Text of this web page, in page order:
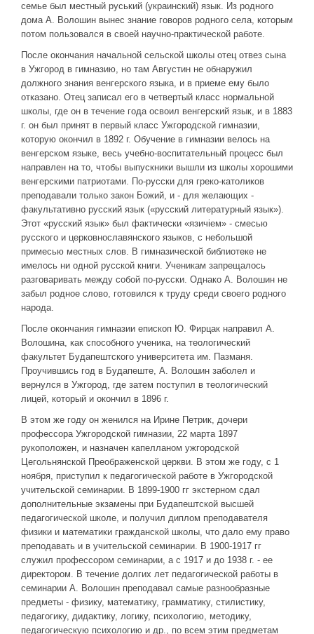
семье был местный руський (украинский) язык. Из родного
дома А. Волошин вынес знание говоров родного села, которым
потом пользовался в своей научно-практической работе.
После окончания начальной сельской школы отец отвез сына
в Ужгород в гимназию, но там Августин не обнаружил
должного знания венгерского языка, и в приеме ему было
отказано. Отец записал его в четвертый класс нормальной
школы, где он в течение года освоил венгерский язык, и в 1883
г. он был принят в первый класс Ужгородской гимназии,
которую окончил в 1892 г. Обучение в гимназии велось на
венгерском языке, весь учебно-воспитательный процесс был
направлен на то, чтобы выпускники вышли из школы хорошими
венгерскими патриотами. По-русски для греко-католиков
преподавали только закон Божий, и - для желающих -
факультативно русский язык («русский литературный язык»).
Этот «русский язык» был фактически «язичіем» - смесью
русского и церковнославянского языков, с небольшой
примесью местных слов. В гимназической библиотеке не
имелось ни одной русской книги. Ученикам запрещалось
разговаривать между собой по-русски. Однако А. Волошин не
забыл родное слово, готовился к труду среди своего родного
народа.
После окончания гимназии епископ Ю. Фирцак направил А.
Волошина, как способного ученика, на теологический
факультет Будапештского университета им. Пазманя.
Проучившись год в Будапеште, А. Волошин заболел и
вернулся в Ужгород, где затем поступил в теологический
лицей, который и окончил в 1896 г.
В этом же году он женился на Ирине Петрик, дочери
профессора Ужгородской гимназии, 22 марта 1897
рукоположен, и назначен капелланом ужгородской
Цегольнянской Преображенской церкви. В этом же году, с 1
ноября, приступил к педагогической работе в Ужгородской
учительской семинарии. В 1899-1900 гг экстерном сдал
дополнительные экзамены при Будапештской высшей
педагогической школе, и получил диплом преподавателя
физики и математики гражданской школы, что дало ему право
преподавать и в учительской семинарии. В 1900-1917 гг
служил профессором семинарии, а с 1917 и до 1938 г. - ее
директором. В течение долгих лет педагогической работы в
семинарии А. Волошин преподавал самые разнообразные
предметы - физику, математику, грамматику, стилистику,
педагогику, дидактику, логику, психологию, методику,
педагогическую психологию и др., по всем этим предметам